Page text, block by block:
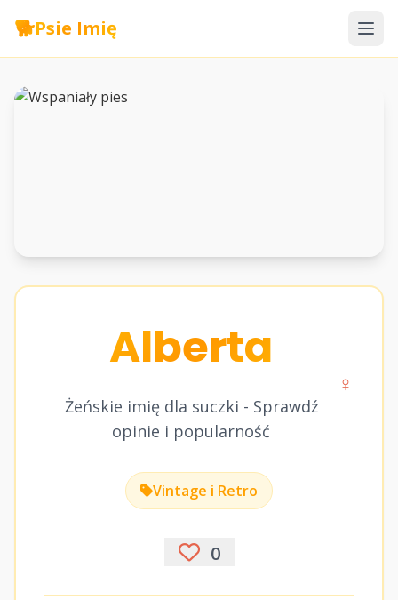
🐕Psie Imię
Alberta
Żeńskie imię dla suczki - Sprawdź
opinie i popularność
♀
Vintage i Retro
0